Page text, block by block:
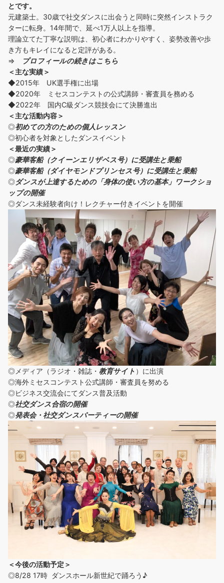
とです。
元建築士。30歳で社交ダンスに出会うと同時に突然インストラク
ターに転身。14年間で、延べ1万人以上を指導。
理論立てた丁寧な説明は、初心者にわかりやすく、姿勢改善や歩
き方もキレイになると定評がある。
⇒
プロフィールの続きはこちら
＜主な実績＞
◆2015年 UK選手権に出場
◆2020年 ミセスコンテストの公式講師・審査員を務める
◆2022年 国内C級ダンス競技会にて決勝進出
＜主な活動内容＞
◎初めての方のための個人レッスン
◎初心者を対象としたダンスイベント
＜最近の実績＞
◎豪華客船（クイーンエリザベス号）に受講生と乗船
◎豪華客船（ダイヤモンドプリンセス号）に受講生と乗船
◎ダンスが上達するための「身体の使い方の基本」ワークショ
ップの開催
◎ダンス未経験者向け！レクチャー付きイベントを開催
◎メディア（ラジオ・雑誌・ 教育サイト ）に出演
◎海外ミセスコンテスト公式講師・審査員を努める
◎ビジネス交流会にてダンス普及活動
◎社交ダンス合宿の開催
◎発表会・社交ダンスパーティーの開催
＜今後の活動予定＞
◎8/28 17時 ダンスホール新世紀で踊ろう♪